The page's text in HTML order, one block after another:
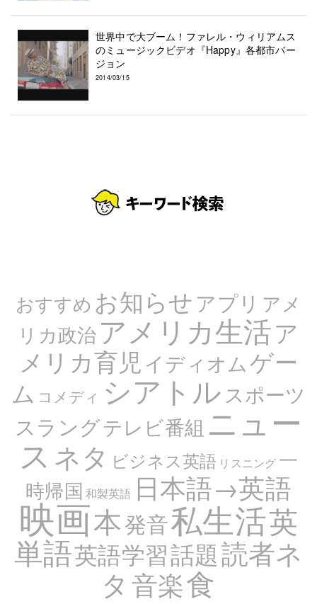
世界中で大ブーム！ファレル・ウィリアムス
のミュージックビデオ『Happy』各都市バー
ジョン
2014/03/15
おすすめ お知らせアプリ アメ
リカ政治アメリカ生活ア
メリカ育児 イディオムゲー
ム コメディ シアトル スポーツ
スラングテレビ番組 ニュー
ス ネタ ビジネス英語 リスニング 一
時帰国 和製英語 日本語→英語
映画本発音私生活英
単語英語学習話題読者ネ
タ 音楽食